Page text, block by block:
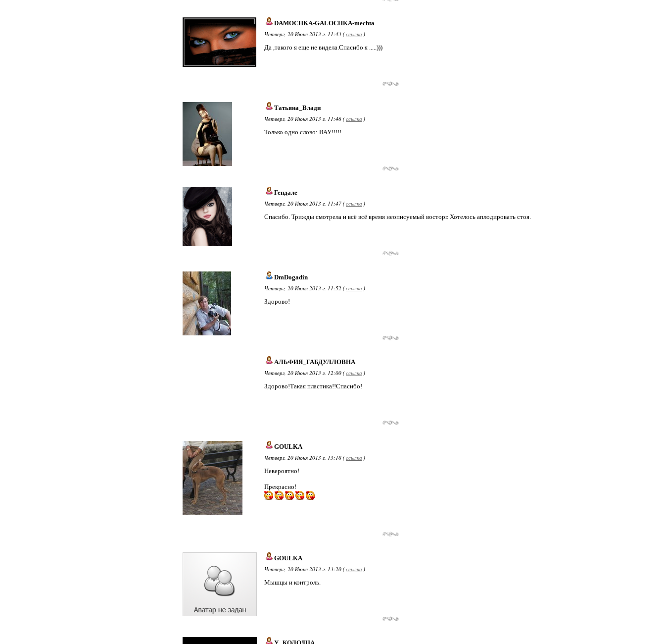
DAMOCHKA-GALOCHKA-mechta
Четверг, 20 Июня 2013 г. 11:43 (ссылка )
Да ,такого я еще не видела.Спасибо я .....)))
Татьяна_Влади
Четверг, 20 Июня 2013 г. 11:46 (ссылка )
Только одно слово: ВАУ!!!!!
Гендале
Четверг, 20 Июня 2013 г. 11:47 (ссылка )
Спасибо. Трижды смотрела и всё всё время неописуемый восторг. Хотелось аплодировать стоя.
DmDogadin
Четверг, 20 Июня 2013 г. 11:52 (ссылка )
Здорово!
АЛЬФИЯ_ГАБДУЛЛОВНА
Четверг, 20 Июня 2013 г. 12:00 (ссылка )
Здорово!Такая пластика!!Спасибо!
GOULKA
Четверг, 20 Июня 2013 г. 13:18 (ссылка )
Невероятно!
Прекрасно!
GOULKA
Четверг, 20 Июня 2013 г. 13:20 (ссылка )
Мышцы и контроль.